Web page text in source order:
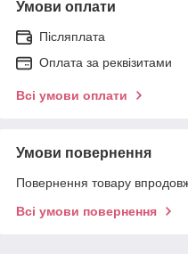
Умови оплати
Післяплата
Оплата за реквізитами
Всі умови оплати
Умови повернення
Повернення товару
Всі умови повернення